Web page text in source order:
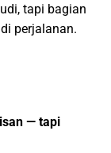
tapi bagian
perjalanan.
— tapi